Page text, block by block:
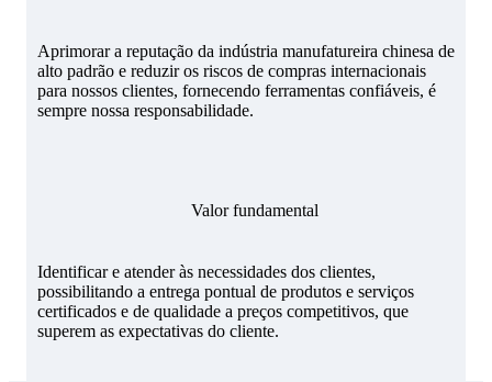
Aprimorar a reputação da indústria manufatureira chinesa de
alto padrão e reduzir os riscos de compras internacionais
para nossos clientes, fornecendo ferramentas confiáveis, é
sempre nossa responsabilidade.
Valor fundamental
Identificar e atender às necessidades dos clientes,
possibilitando a entrega pontual de produtos e serviços
certificados e de qualidade a preços competitivos, que
superem as expectativas do cliente.